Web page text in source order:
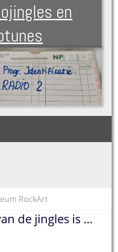
en
RockArt
de jingles is …